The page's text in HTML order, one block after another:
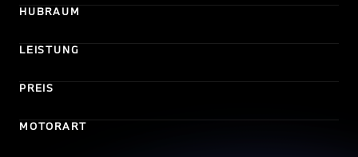
HUBRAUM
LEISTUNG
PREIS
MOTORART